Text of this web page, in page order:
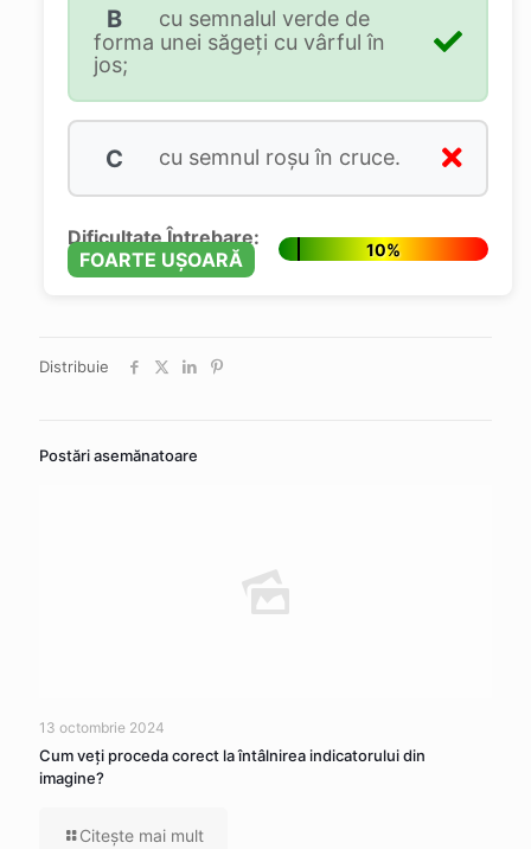
B
cu semnalul verde de
forma unei săgeţi cu vârful în
jos;
C cu semnul roşu în cruce.
Dificultate Întrebare:
FOARTE UȘOARĂ
10%
Distribuie
Postări asemănatoare
13 octombrie 2024
Cum veţi proceda corect la întâlnirea indicatorului din
imagine?
Citeşte mai mult